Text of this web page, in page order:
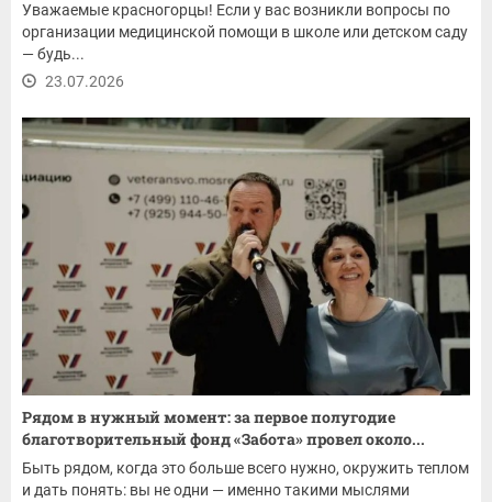
Уважаемые красногорцы! Если у вас возникли вопросы по
организации медицинской помощи в школе или детском саду
— будь...
23.07.2026
Рядом в нужный момент: за первое полугодие
благотворительный фонд «Забота» провел около...
Быть рядом, когда это больше всего нужно, окружить теплом
и дать понять: вы не одни — именно такими мыслями